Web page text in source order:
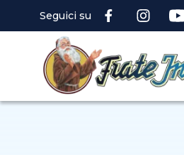
Seguici su